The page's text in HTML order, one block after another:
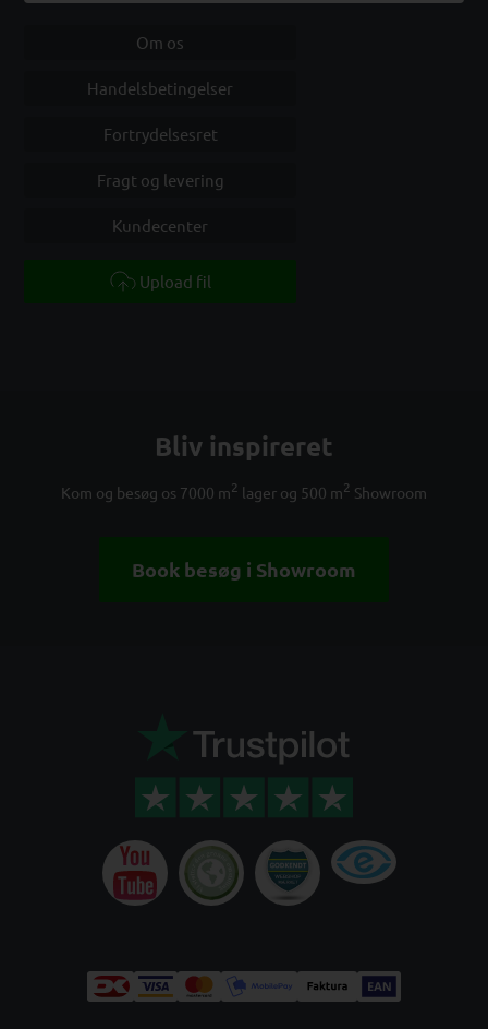
Om os
Handelsbetingelser
Fortrydelsesret
Fragt og levering
Kundecenter
Upload fil
Bliv inspireret
Kom og besøg os 7000 m2 lager og 500 m2 Showroom
Book besøg i Showroom